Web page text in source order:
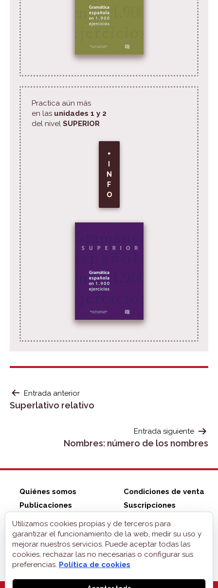
Practica aún más
en las unidades 1 y 2
del nivel SUPERIOR
+
N
F
O
NAVEGACIÓN
DE
Entrada anterior
Superlativo relativo
Entrada siguiente
Nombres: número de los nombres
Quiénes somos
Publicaciones
Tienda ZonaELE
Condiciones de venta
Suscripciones
Contacto
Aviso legal
Privacidad
Cookies
Utilizamos cookies propias y de terceros para
garantizar el funcionamiento de la web, medir su uso y
mejorar nuestros servicios. Puede aceptar todas las
cookies, rechazar las no necesarias o configurar sus
preferencias. Política de cookies